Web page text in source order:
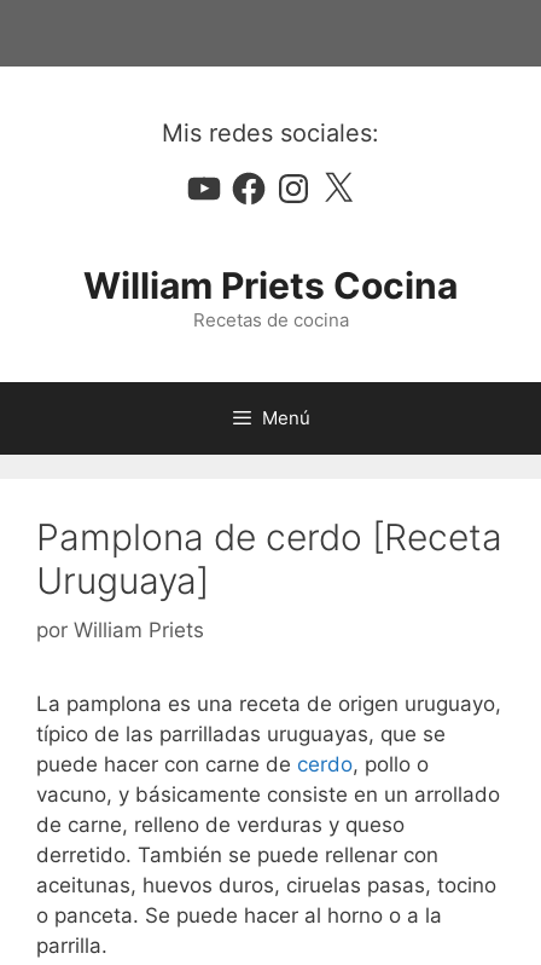
contenido
Mis redes sociales:
YouTubeFacebookInstagram
X
William Priets Cocina
Recetas de cocina
Menú
Pamplona de cerdo [Receta
Uruguaya]
por William Priets
La pamplona es una receta de origen uruguayo,
típico de las parrilladas uruguayas, que se
puede hacer con carne de cerdo, pollo o
vacuno, y básicamente consiste en un arrollado
de carne, relleno de verduras y queso
derretido. También se puede rellenar con
aceitunas, huevos duros, ciruelas pasas, tocino
o panceta. Se puede hacer al horno o a la
parrilla.